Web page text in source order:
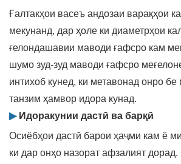
Ғалтакҳои васеъ андозаи варақҳои
мекунанд, дар ҳоле ки диаметрҳои
ғелондашавии маводи ғафсро кам
шумо зуд-зуд маводи ғафсро
интихоб кунед, ки метавонад онро бе
танзим ҳамвор идора кунад.
▶Идоракунии дастӣ ва барқӣ
Осиёбҳои дастӣ барои ҳаҷми кам ё
ки дар онҳо назорат афзалият